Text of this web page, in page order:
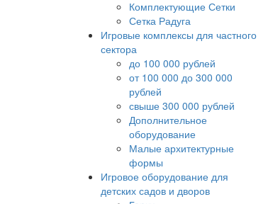
Комплектующие Сетки
Сетка Радуга
Игровые комплексы для частного
сектора
до 100 000 рублей
от 100 000 до 300 000
рублей
свыше 300 000 рублей
Дополнительное
оборудование
Малые архитектурные
формы
Игровое оборудование для
детских садов и дворов